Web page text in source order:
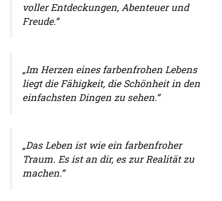
voller Entdeckungen, Abenteuer und
Freude.“
„Im Herzen eines farbenfrohen Lebens
liegt die Fähigkeit, die Schönheit in den
einfachsten Dingen zu sehen.“
„Das Leben ist wie ein farbenfroher
Traum. Es ist an dir, es zur Realität zu
machen.“